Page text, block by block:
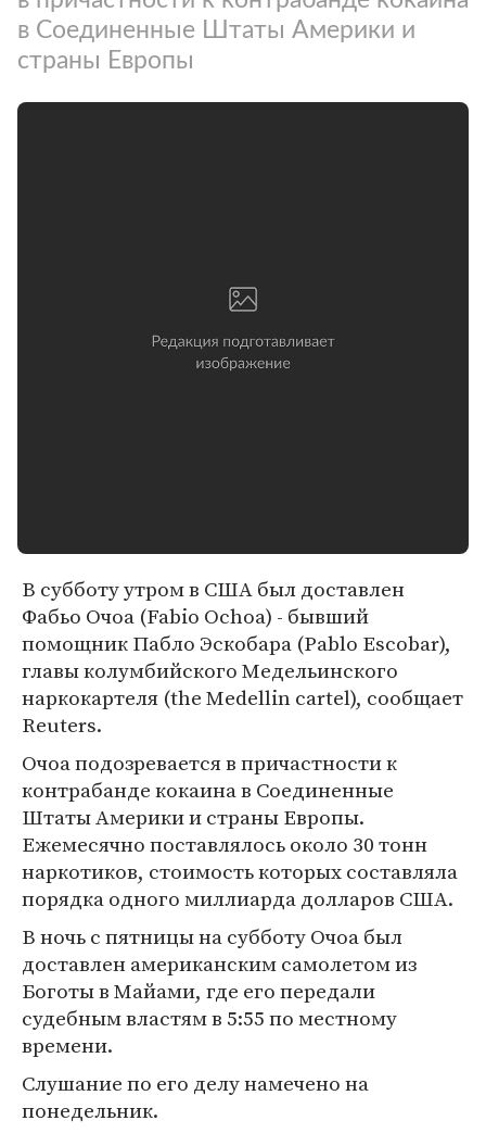
в Соединенные Штаты Америки и
страны Европы
В субботу утром в США был доставлен
Фабьо Очоа (Fabio Ochoa) - бывший
помощник Пабло Эскобара (Pablo Escobar),
главы колумбийского Медельинского
наркокартеля (the Medellin cartel), сообщает
Reuters.
Очоа подозревается в причастности к
контрабанде кокаина в Соединенные
Штаты Америки и страны Европы.
Ежемесячно поставлялось около 30 тонн
наркотиков, стоимость которых составляла
порядка одного миллиарда долларов США.
В ночь с пятницы на субботу Очоа был
доставлен американским самолетом из
Боготы в Майами, где его передали
судебным властям в 5:55 по местному
времени.
Слушание по его делу намечено на
понедельник.